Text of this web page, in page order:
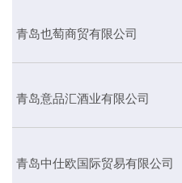
青岛也萄商贸有限公司
青岛意品汇酒业有限公司
青岛中仕欧国际贸易有限公司